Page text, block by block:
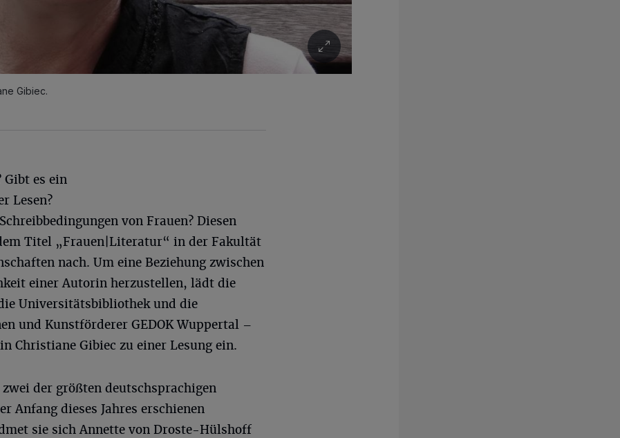
Gibiec.
Gibt es ein
Lesen?
von Frauen? Diesen
Titel „Frauen|Literatur“ in der Fakultät
nach. Um eine Beziehung zwischen
einer Autorin herzustellen, lädt die
Universitätsbibliothek und die
und Kunstförderer GEDOK Wuppertal –
Christiane Gibiec zu einer Lesung ein.
der größten deutschsprachigen
Anfang dieses Jahres erschienen
sie sich Annette von Droste-Hülshoff